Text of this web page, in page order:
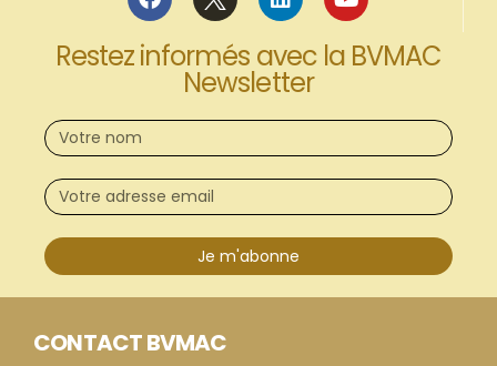
Restez informés avec la BVMAC
Newsletter
Je m'abonne
CONTACT BVMAC